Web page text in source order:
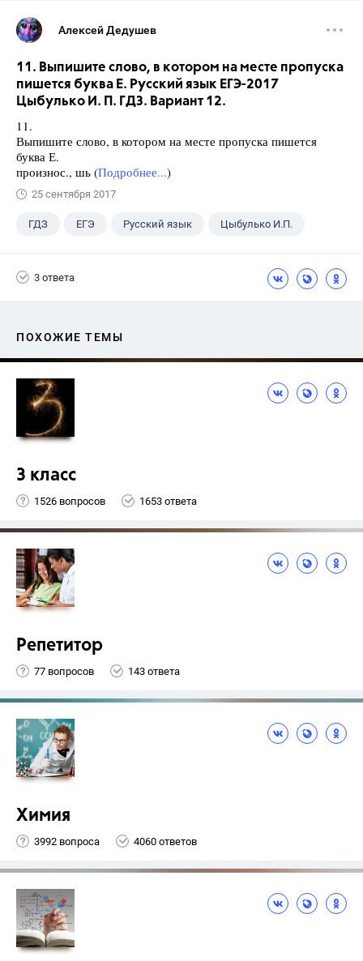
Алексей Дедушев
11. Выпишите слово, в котором на месте пропуска
пишется буква Е. Русский язык ЕГЭ-2017
Цыбулько И. П. ГДЗ. Вариант 12.
11.
Выпишите слово, в котором на месте пропуска пишется
буква Е.
произнос., шь (Подробнее...)
25 сентября 2017
ГДЗ ЕГЭ Русский язык Цыбулько И.П.
3 ответа
ПОХОЖИЕ ТЕМЫ
3 класс
1526 вопросов 1653 ответа
Репетитор
77 вопросов 143 ответа
Химия
3992 вопроса 4060 ответов